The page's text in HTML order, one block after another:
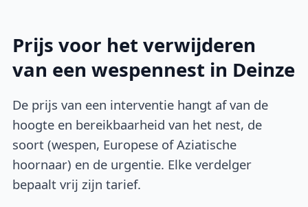
Prijs voor het verwijderen
van een wespennest in Deinze
De prijs van een interventie hangt af van de
hoogte en bereikbaarheid van het nest, de
soort (wespen, Europese of Aziatische
hoornaar) en de urgentie. Elke verdelger
bepaalt vrij zijn tarief.